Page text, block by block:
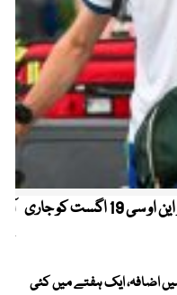
کیریبین پریمیئر لیگ ، قومی کرکٹرز کو این او سی 19 اگست کو جاری
اضافہ، ایک ہفتے میں کئی